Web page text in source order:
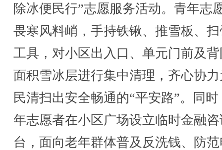
除冰便民行”志愿服务活动。青年志
畏寒风料峭，手持铁锹、推雪板、
工具，对小区出入口、单元门前及
面积雪冰层进行集中清理，齐心协
民清扫出安全畅通的“平安路”。同
年志愿者在小区广场设立临时金融
台，面向老年群体普及反洗钱、防